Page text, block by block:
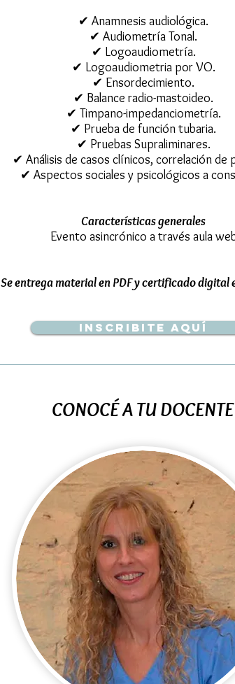
✔ Anamnesis audiológica.
✔ Audiome­tría Tonal.
✔ Logoaudiometría.
✔ Logoaudiometria por VO.
✔ Ensordeci­miento.
✔ Balance radio-mastoideo.
✔ Timpano-impedanciometría.
✔ Prueba de función tubaria.
✔ Pruebas Supraliminares.
✔ Análisis de casos clínicos, correlación de
✔ Aspectos sociales y psicológicos a
Características generales
Evento asincrónico a través aula
Se entrega material en PDF y certificado digital
Inscribite aquí
CONOCÉ A TU DOCENTE